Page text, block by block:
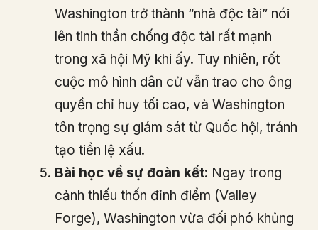
Washington trở thành “nhà độc tài” nói
lên tinh thần chống độc tài rất mạnh
trong xã hội Mỹ khi ấy. Tuy nhiên, rốt
cuộc mô hình dân cử vẫn trao cho ông
quyền chỉ huy tối cao, và Washington
tôn trọng sự giám sát từ Quốc hội, tránh
tạo tiền lệ xấu.
Bài học về sự đoàn kết: Ngay trong
cảnh thiếu thốn đỉnh điểm (Valley
Forge), Washington vừa đối phó khủng